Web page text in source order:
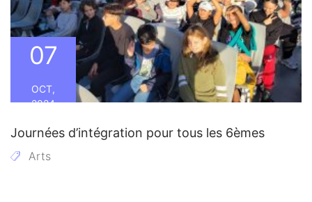
07
OCT,
2024
Journées d’intégration pour tous les 6èmes
Arts